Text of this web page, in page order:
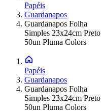
Papéis
Guardanapos
Guardanapos Folha
Simples 23x24cm Preto
50un Pluma Colors
Papéis
Guardanapos
Guardanapos Folha
Simples 23x24cm Preto
50un Pluma Colors